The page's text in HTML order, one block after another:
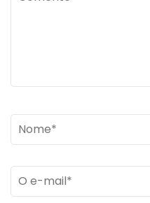
Name*
Email *